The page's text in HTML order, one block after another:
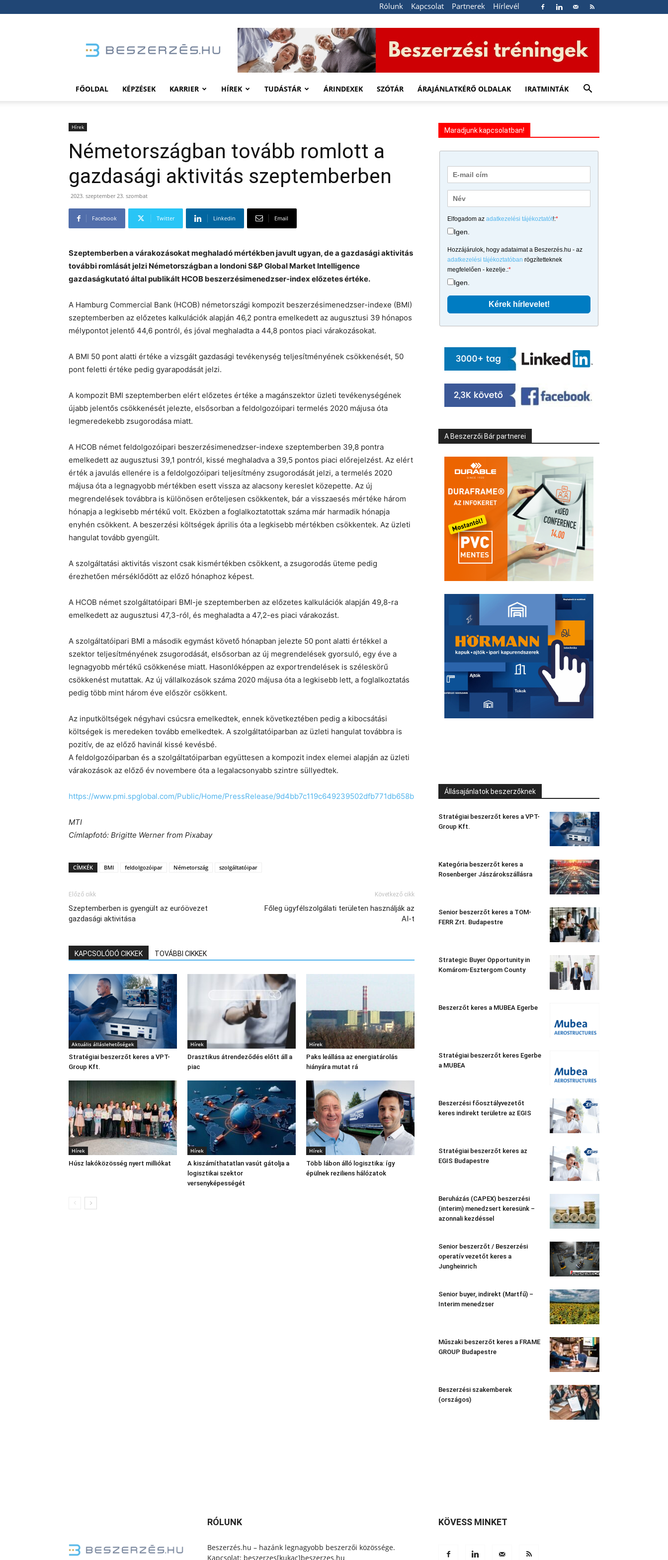
Rólunk Kapcsolat Partnerek Hírlevél
FŐOLDAL KÉPZÉSEK KARRIER HÍREK TUDÁSTÁR ÁRINDEXEK SZÓTÁR ÁRAJÁNLATKÉRŐ OLDALAK IRATMINTÁK
Hírek
Németországban tovább romlott a
gazdasági aktivitás szeptemberben
2023. szeptember 23. szombat
Facebook Twitter Linkedin Email
Szeptemberben a várakozásokat meghaladó mértékben javult ugyan, de a gazdasági aktivitás
további romlását jelzi Németországban a londoni S&P Global Market Intelligence
gazdaságkutató által publikált HCOB beszerzésimenedzser-index előzetes értéke.
A Hamburg Commercial Bank (HCOB) németországi kompozit beszerzésimenedzser-indexe (BMI)
szeptemberben az előzetes kalkulációk alapján 46,2 pontra emelkedett az augusztusi 39 hónapos
mélypontot jelentő 44,6 pontról, és jóval meghaladta a 44,8 pontos piaci várakozásokat.
A BMI 50 pont alatti értéke a vizsgált gazdasági tevékenység teljesítményének csökkenését, 50
pont feletti értéke pedig gyarapodását jelzi.
A kompozit BMI szeptemberben elért előzetes értéke a magánszektor üzleti tevékenységének
újabb jelentős csökkenését jelezte, elsősorban a feldolgozóipari termelés 2020 májusa óta
legmeredekebb zsugorodása miatt.
A HCOB német feldolgozóipari beszerzésimenedzser-indexe szeptemberben 39,8 pontra
emelkedett az augusztusi 39,1 pontról, kissé meghaladva a 39,5 pontos piaci előrejelzést. Az elért
érték a javulás ellenére is a feldolgozóipari teljesítmény zsugorodását jelzi, a termelés 2020
májusa óta a legnagyobb mértékben esett vissza az alacsony kereslet közepette. Az új
megrendelések továbbra is különösen erőteljesen csökkentek, bár a visszaesés mértéke három
hónapja a legkisebb mértékű volt. Eközben a foglalkoztatottak száma már harmadik hónapja
enyhén csökkent. A beszerzési költségek április óta a legkisebb mértékben csökkentek. Az üzleti
hangulat tovább gyengült.
A szolgáltatási aktivitás viszont csak kismértékben csökkent, a zsugorodás üteme pedig
érezhetően mérséklődött az előző hónaphoz képest.
A HCOB német szolgáltatóipari BMI-je szeptemberben az előzetes kalkulációk alapján 49,8-ra
emelkedett az augusztusi 47,3-ról, és meghaladta a 47,2-es piaci várakozást.
A szolgáltatóipari BMI a második egymást követő hónapban jelezte 50 pont alatti értékkel a
szektor teljesítményének zsugorodását, elsősorban az új megrendelések gyorsuló, egy éve a
legnagyobb mértékű csökkenése miatt. Hasonlóképpen az exportrendelések is széleskörű
csökkenést mutattak. Az új vállalkozások száma 2020 májusa óta a legkisebb lett, a foglalkoztatás
pedig több mint három éve először csökkent.
Az inputköltségek négyhavi csúcsra emelkedtek, ennek következtében pedig a kibocsátási
költségek is meredeken tovább emelkedtek. A szolgáltatóiparban az üzleti hangulat továbbra is
pozitív, de az előző havinál kissé kevésbé.
A feldolgozóiparban és a szolgáltatóiparban együttesen a kompozit index elemei alapján az üzleti
várakozások az előző év novembere óta a legalacsonyabb szintre süllyedtek.
https://www.pmi.spglobal.com/Public/Home/PressRelease/9d4bb7c119c649239502dfb771db658b
MTI
Címlapfotó: Brigitte Werner from Pixabay
CÍMKÉK BMI feldolgozóipar Németország szolgáltatóipar
Előző cikk
Szeptemberben is gyengült az euróövezet
gazdasági aktivitása
Következő cikk
Főleg ügyfélszolgálati területen használják az
AI-t
KAPCSOLÓDÓ CIKKEK TOVÁBBI CIKKEK
Aktuális álláslehetőségek
Stratégiai beszerzőt keres a VPT-
Group Kft.
Hírek
Drasztikus átrendeződés előtt áll a
piac
Hírek
Paks leállása az energiatárolás
hiányára mutat rá
Hírek
Húsz lakóközösség nyert milliókat
Hírek
A kiszámíthatatlan vasút gátolja a
logisztikai szektor
versenyképességét
Hírek
Több lábon álló logisztika: így
épülnek reziliens hálózatok
Maradjunk kapcsolatban!
Elfogadom az adatkezelési tájékoztatót!:*
Igen.
Hozzájárulok, hogy adataimat a Beszerzés.hu - az
adatkezelési tájékoztatóban rögzítetteknek
megfelelően - kezelje.:*
Igen.
A Beszerzői Bár partnerei
Állásajánlatok beszerzőknek
Stratégiai beszerzőt keres a VPT-
Group Kft.
Kategória beszerzőt keres a
Rosenberger Jászárokszállásra
Senior beszerzőt keres a TOM-
FERR Zrt. Budapestre
Strategic Buyer Opportunity in
Komárom-Esztergom County
Beszerzőt keres a MUBEA Egerbe
Stratégiai beszerzőt keres Egerbe
a MUBEA
Beszerzési főosztályvezetőt
keres indirekt területre az EGIS
Stratégiai beszerzőt keres az
EGIS Budapestre
Beruházás (CAPEX) beszerzési
(interim) menedzsert keresünk –
azonnali kezdéssel
Senior beszerzőt / Beszerzési
operatív vezetőt keres a
Jungheinrich
Senior buyer, indirekt (Martfű) –
Interim menedzser
Műszaki beszerzőt keres a FRAME
GROUP Budapestre
Beszerzési szakemberek
(országos)
RÓLUNK
Beszerzés.hu – hazánk legnagyobb beszerzői közössége.
Kapcsolat: beszerzes[kukac]beszerzes.hu
KÖVESS MINKET